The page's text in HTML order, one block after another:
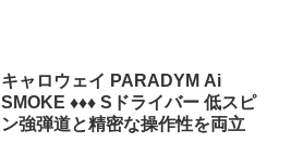
キャロウェイ PARADYM Ai
SMOKE ♦♦♦ Sドライバー 低スピ
ン強弾道と精密な操作性を両立